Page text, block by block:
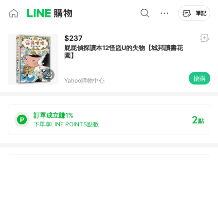
筆記
$237
屁屁偵探讀本12怪盜U的失物【城邦讀書花
園】
Yahoo購物中心 搶購
訂單成立賺1%
下單享LINE POINTS點數 2點